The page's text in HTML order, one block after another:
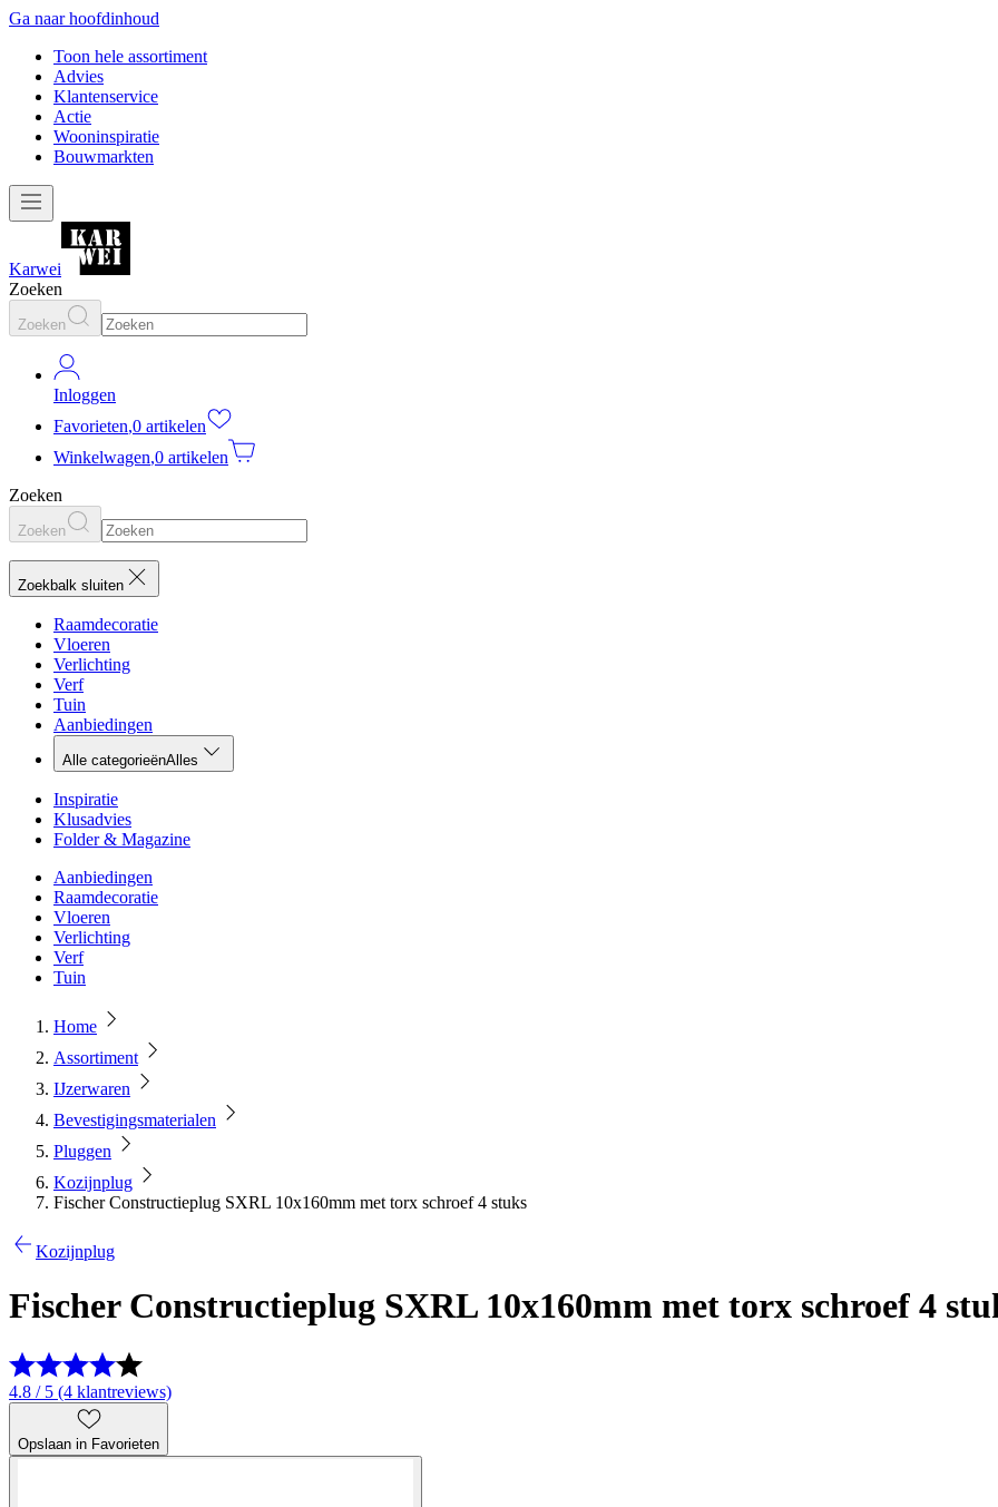
Ga naar hoofdinhoud
Toon hele assortiment
Advies
Klantenservice
Actie
Wooninspiratie
Bouwmarkten
Karwei
Zoeken
Zoeken
Inloggen
Favorieten,0 artikelen
Winkelwagen,0 artikelen
Zoeken
Zoeken
Zoekbalk sluiten
Raamdecoratie
Vloeren
Verlichting
Verf
Tuin
Aanbiedingen
Alle categorieënAlles
Inspiratie
Klusadvies
Folder & Magazine
Aanbiedingen
Raamdecoratie
Vloeren
Verlichting
Verf
Tuin
Home
Assortiment
IJzerwaren
Bevestigingsmaterialen
Pluggen
Kozijnplug
Fischer Constructieplug SXRL 10x160mm met torx schroef 4 stuks
Kozijnplug
Fischer Constructieplug SXRL 10x160mm met torx schroef 4
4.8 / 5 (4 klantreviews)
Opslaan in Favorieten